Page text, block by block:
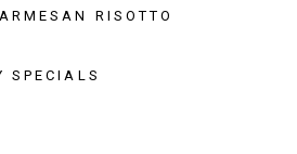
RISOTTO
SPECIALS